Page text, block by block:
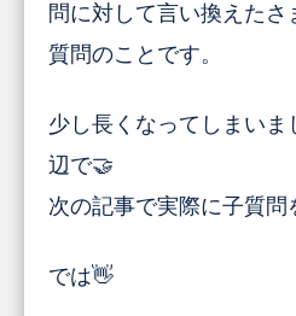
問に対して言い換えた
質問のことです。
少し長くなってしまい
辺で🤝
次の記事で実際に子質問
では👋